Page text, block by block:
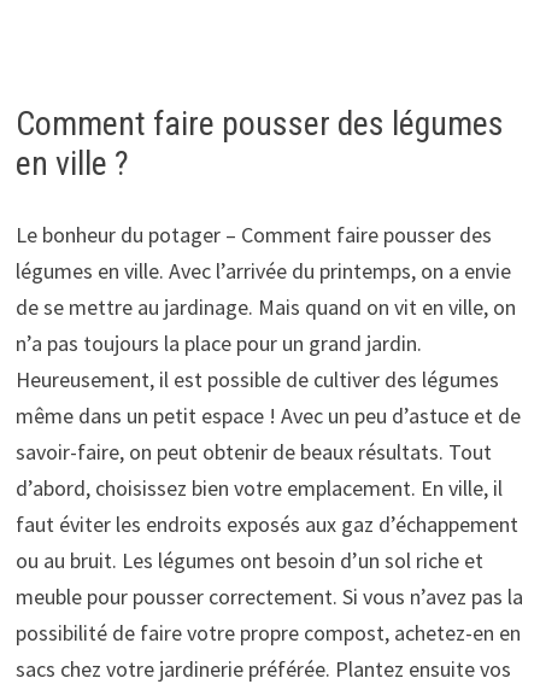
Comment faire pousser des légumes
en ville ?
Le bonheur du potager – Comment faire pousser des
légumes en ville. Avec l’arrivée du printemps, on a envie
de se mettre au jardinage. Mais quand on vit en ville, on
n’a pas toujours la place pour un grand jardin.
Heureusement, il est possible de cultiver des légumes
même dans un petit espace ! Avec un peu d’astuce et de
savoir-faire, on peut obtenir de beaux résultats. Tout
d’abord, choisissez bien votre emplacement. En ville, il
faut éviter les endroits exposés aux gaz d’échappement
ou au bruit. Les légumes ont besoin d’un sol riche et
meuble pour pousser correctement. Si vous n’avez pas la
possibilité de faire votre propre compost, achetez-en en
sacs chez votre jardinerie préférée. Plantez ensuite vos